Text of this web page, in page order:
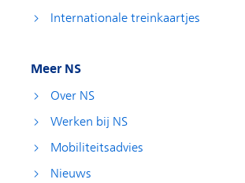
Internationale treinkaartjes
Meer NS
Over NS
Werken bij NS
Mobiliteitsadvies
Nieuws